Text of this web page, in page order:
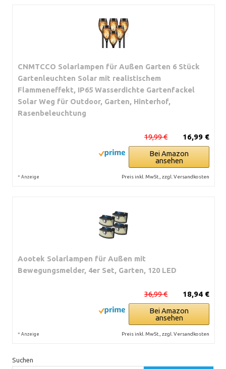
CNMTCCO Solarlampen für Außen Garten 6 Stück
Gartenleuchten Solar mit realistischem
Flammeneffekt, IP65 Wasserdichte Gartenfackel
Solar Weg für Outdoor, Garten, Hinterhof,
Rasenbeleuchtung
16,99 €
19,99 €
Bei Amazon
ansehen
* Anzeige Preis inkl. MwSt., zzgl. Versandkosten
Aootek Solarlampen für Außen mit
Bewegungsmelder, 4er Set, Garten, 120 LED
18,94 €
36,99 €
Bei Amazon
ansehen
* Anzeige Preis inkl. MwSt., zzgl. Versandkosten
Suchen